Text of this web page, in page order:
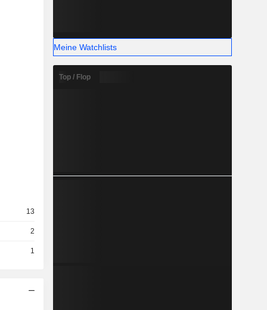
13
2
1
Meine Watchlists
Top / Flop